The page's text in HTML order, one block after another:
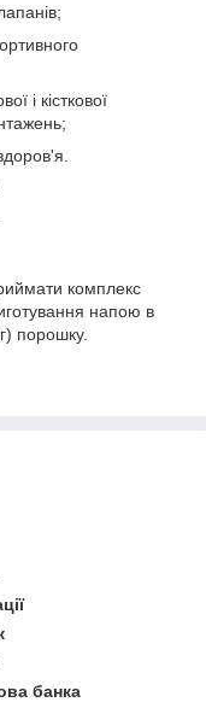
і кісткової
комплекс
напою в
порошку.
банка